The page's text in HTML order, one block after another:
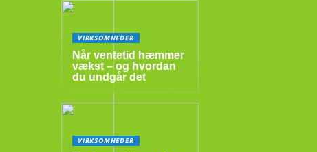
VIRKSOMHEDER
Når ventetid hæmmer
vækst – og hvordan
du undgår det
VIRKSOMHEDER